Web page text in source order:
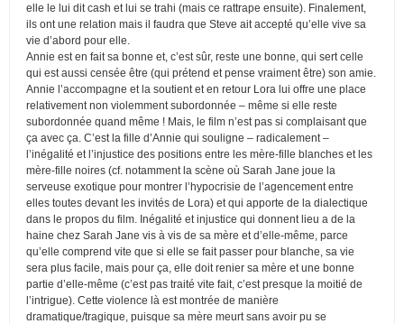
elle le lui dit cash et lui se trahi (mais ce rattrape ensuite). Finalement,
ils ont une relation mais il faudra que Steve ait accepté qu’elle vive sa
vie d’abord pour elle.
Annie est en fait sa bonne et, c’est sûr, reste une bonne, qui sert celle
qui est aussi censée être (qui prétend et pense vraiment être) son amie.
Annie l’accompagne et la soutient et en retour Lora lui offre une place
relativement non violemment subordonnée – même si elle reste
subordonnée quand même ! Mais, le film n’est pas si complaisant que
ça avec ça. C’est la fille d’Annie qui souligne – radicalement –
l’inégalité et l’injustice des positions entre les mère-fille blanches et les
mère-fille noires (cf. notamment la scène où Sarah Jane joue la
serveuse exotique pour montrer l’hypocrisie de l’agencement entre
elles toutes devant les invités de Lora) et qui apporte de la dialectique
dans le propos du film. Inégalité et injustice qui donnent lieu a de la
haine chez Sarah Jane vis à vis de sa mère et d’elle-même, parce
qu’elle comprend vite que si elle se fait passer pour blanche, sa vie
sera plus facile, mais pour ça, elle doit renier sa mère et une bonne
partie d’elle-même (c’est pas traité vite fait, c’est presque la moitié de
l’intrigue). Cette violence là est montrée de manière
dramatique/tragique, puisque sa mère meurt sans avoir pu se